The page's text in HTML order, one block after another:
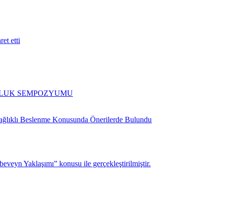
etti
SEMPOZYUMU
Beslenme Konusunda Önerilerde Bulundu
Yaklaşımı” konusu ile gerçekleştirilmiştir.